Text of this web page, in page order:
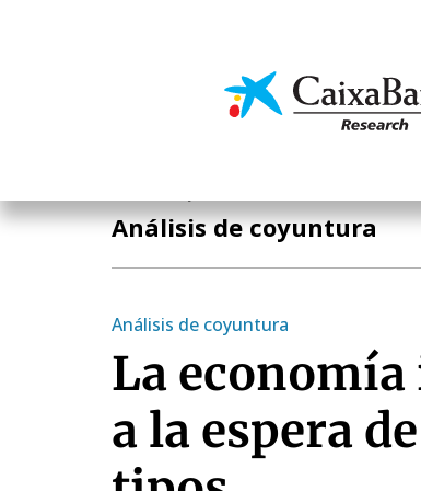
Economía y
Análisis de coyuntura
Análisis de coyuntura
La
a la espera